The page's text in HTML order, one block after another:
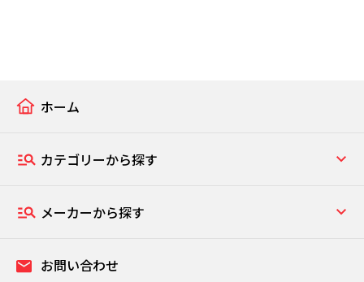
ホーム
カテゴリーから探す
メーカーから探す
お問い合わせ